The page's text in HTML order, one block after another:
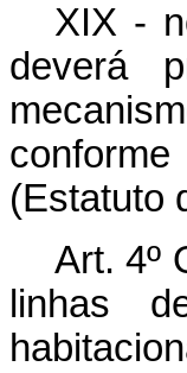
XIX -
deverá
(Estatuto
Art. 4º
linhas